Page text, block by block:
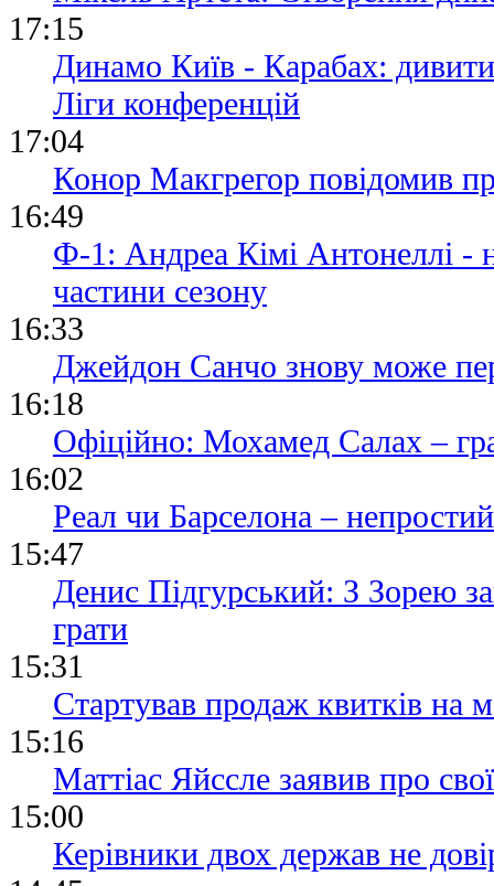
17:15
Динамо Київ - Карабах:
Ліги конференцій
17:04
Конор Макгрегор повідомив
16:49
Ф-1: Андреа Кімі Антонеллі -
частини сезону
16:33
Джейдон Санчо знову може
16:18
Офіційно: Мохамед Салах –
16:02
Реал чи Барселона –
15:47
Денис Підгурський: З Зорею
грати
15:31
Стартував продаж квитків на
15:16
Маттіас Яйссле заявив про
15:00
Керівники двох держав не